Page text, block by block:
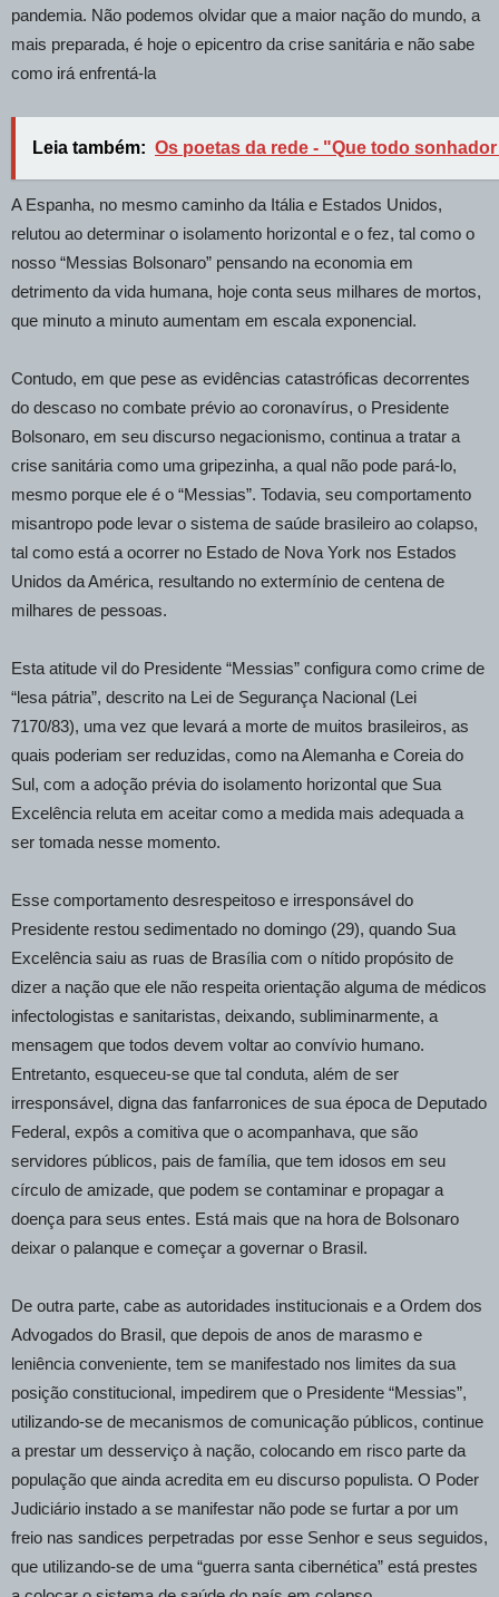
pandemia. Não podemos olvidar que a maior nação do mundo, a
mais preparada, é hoje o epicentro da crise sanitária e não sabe
como irá enfrentá-la
Leia também: Os poetas da rede - "Que todo
A Espanha, no mesmo caminho da Itália e Estados Unidos,
relutou ao determinar o isolamento horizontal e o fez, tal como o
nosso “Messias Bolsonaro” pensando na economia em
detrimento da vida humana, hoje conta seus milhares de mortos,
que minuto a minuto aumentam em escala exponencial.
Contudo, em que pese as evidências catastróficas decorrentes
do descaso no combate prévio ao coronavírus, o Presidente
Bolsonaro, em seu discurso negacionismo, continua a tratar a
crise sanitária como uma gripezinha, a qual não pode pará-lo,
mesmo porque ele é o “Messias”. Todavia, seu comportamento
misantropo pode levar o sistema de saúde brasileiro ao colapso,
tal como está a ocorrer no Estado de Nova York nos Estados
Unidos da América, resultando no extermínio de centena de
milhares de pessoas.
Esta atitude vil do Presidente “Messias” configura como crime de
“lesa pátria”, descrito na Lei de Segurança Nacional (Lei
7170/83), uma vez que levará a morte de muitos brasileiros, as
quais poderiam ser reduzidas, como na Alemanha e Coreia do
Sul, com a adoção prévia do isolamento horizontal que Sua
Excelência reluta em aceitar como a medida mais adequada a
ser tomada nesse momento.
Esse comportamento desrespeitoso e irresponsável do
Presidente restou sedimentado no domingo (29), quando Sua
Excelência saiu as ruas de Brasília com o nítido propósito de
dizer a nação que ele não respeita orientação alguma de médicos
infectologistas e sanitaristas, deixando, subliminarmente, a
mensagem que todos devem voltar ao convívio humano.
Entretanto, esqueceu-se que tal conduta, além de ser
irresponsável, digna das fanfarronices de sua época de Deputado
Federal, expôs a comitiva que o acompanhava, que são
servidores públicos, pais de família, que tem idosos em seu
círculo de amizade, que podem se contaminar e propagar a
doença para seus entes. Está mais que na hora de Bolsonaro
deixar o palanque e começar a governar o Brasil.
De outra parte, cabe as autoridades institucionais e a Ordem dos
Advogados do Brasil, que depois de anos de marasmo e
leniência conveniente, tem se manifestado nos limites da sua
posição constitucional, impedirem que o Presidente “Messias”,
utilizando-se de mecanismos de comunicação públicos, continue
a prestar um desserviço à nação, colocando em risco parte da
população que ainda acredita em eu discurso populista. O Poder
Judiciário instado a se manifestar não pode se furtar a por um
freio nas sandices perpetradas por esse Senhor e seus seguidos,
que utilizando-se de uma “guerra santa cibernética” está prestes